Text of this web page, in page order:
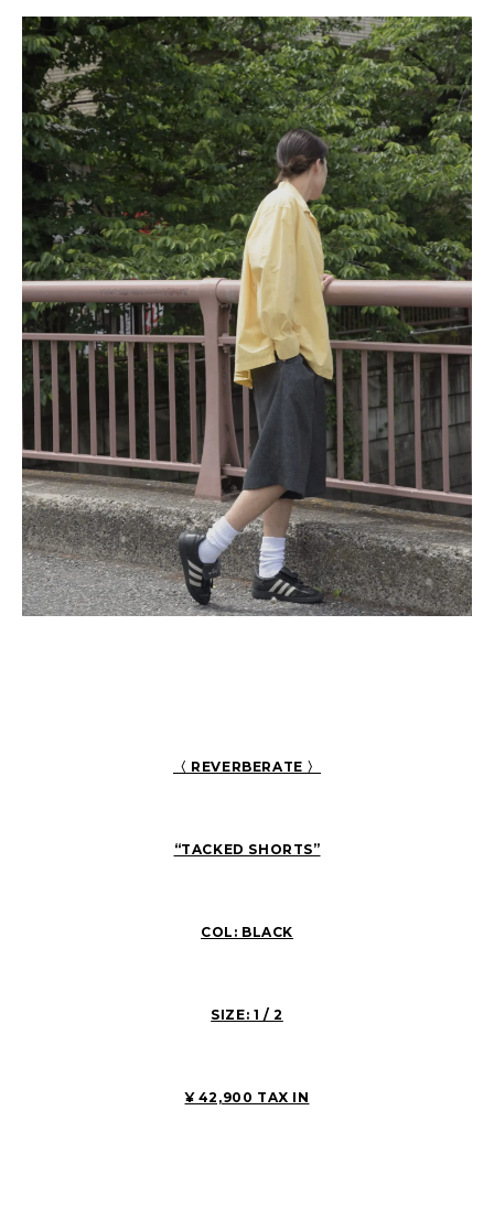
〈 REVERBERATE 〉
“TACKED SHORTS”
COL: BLACK
SIZE: 1 / 2
¥ 42,900 TAX IN